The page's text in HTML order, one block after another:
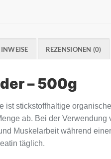
REZENSIONEN (0)
– 500g
stickstoffhaltige
ab. Bei der
Muskelarbeit während
täglich.